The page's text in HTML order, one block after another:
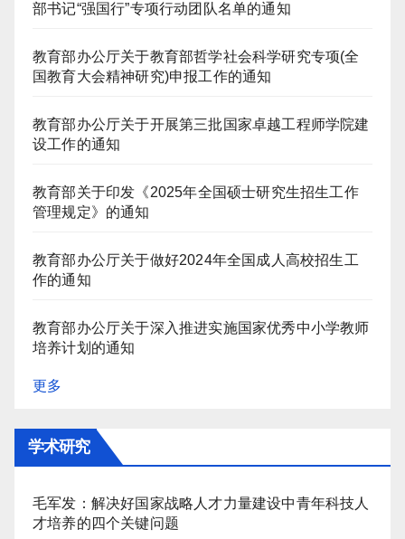
部书记“强国行”专项行动团队名单的通知
教育部办公厅关于教育部哲学社会科学研究专项(全
国教育大会精神研究)申报工作的通知
教育部办公厅关于开展第三批国家卓越工程师学院建
设工作的通知
教育部关于印发《2025年全国硕士研究生招生工作
管理规定》的通知
教育部办公厅关于做好2024年全国成人高校招生工
作的通知
教育部办公厅关于深入推进实施国家优秀中小学教师
培养计划的通知
更多
学术研究
毛军发：解决好国家战略人才力量建设中青年科技人
才培养的四个关键问题